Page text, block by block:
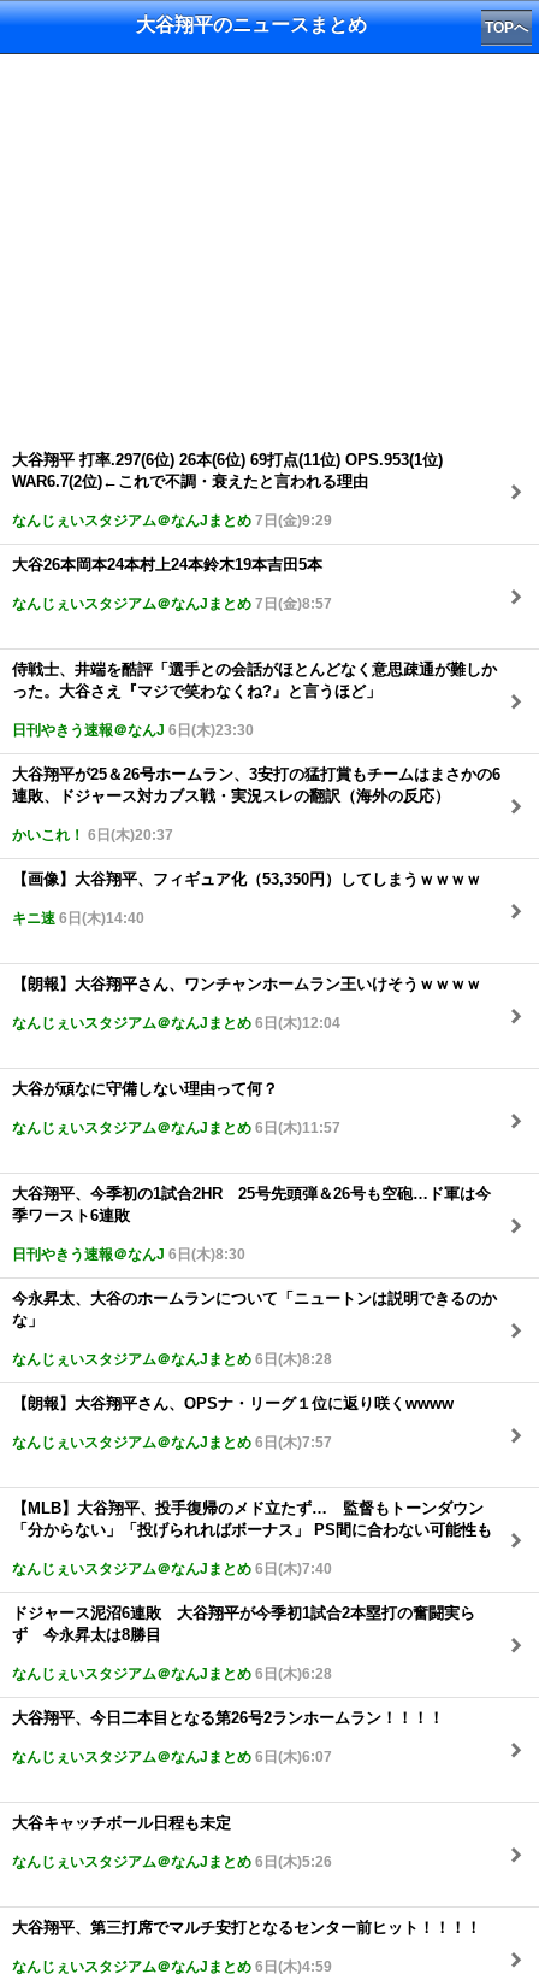
大谷翔平のニュースまとめ TOPへ
大谷翔平 打率.297(6位) 26本(6位) 69打点(11位) OPS.953(1位)
WAR6.7(2位)←これで不調・衰えたと言われる理由
なんじぇいスタジアム＠なんJまとめ 7日(金)9:29
大谷26本岡本24本村上24本鈴木19本吉田5本
なんじぇいスタジアム＠なんJまとめ 7日(金)8:57
侍戦士、井端を酷評「選手との会話がほとんどなく意思疎通が難しか
った。大谷さえ『マジで笑わなくね?』と言うほど」
日刊やきう速報＠なんJ 6日(木)23:30
大谷翔平が25＆26号ホームラン、3安打の猛打賞もチームはまさかの6
連敗、ドジャース対カブス戦・実況スレの翻訳（海外の反応）
かいこれ！ 6日(木)20:37
【画像】大谷翔平、フィギュア化（53,350円）してしまうｗｗｗｗ
キニ速 6日(木)14:40
【朗報】大谷翔平さん、ワンチャンホームラン王いけそうｗｗｗｗ
なんじぇいスタジアム＠なんJまとめ 6日(木)12:04
大谷が頑なに守備しない理由って何？
なんじぇいスタジアム＠なんJまとめ 6日(木)11:57
大谷翔平、今季初の1試合2HR 25号先頭弾＆26号も空砲…ド軍は今
季ワースト6連敗
日刊やきう速報＠なんJ 6日(木)8:30
今永昇太、大谷のホームランについて「ニュートンは説明できるのか
な」
なんじぇいスタジアム＠なんJまとめ 6日(木)8:28
【朗報】大谷翔平さん、OPSナ・リーグ１位に返り咲くwwww
なんじぇいスタジアム＠なんJまとめ 6日(木)7:57
【MLB】大谷翔平、投手復帰のメド立たず… 監督もトーンダウン
「分からない」「投げられればボーナス」 PS間に合わない可能性も
なんじぇいスタジアム＠なんJまとめ 6日(木)7:40
ドジャース泥沼6連敗 大谷翔平が今季初1試合2本塁打の奮闘実ら
ず 今永昇太は8勝目
なんじぇいスタジアム＠なんJまとめ 6日(木)6:28
大谷翔平、今日二本目となる第26号2ランホームラン！！！！
なんじぇいスタジアム＠なんJまとめ 6日(木)6:07
大谷キャッチボール日程も未定
なんじぇいスタジアム＠なんJまとめ 6日(木)5:26
大谷翔平、第三打席でマルチ安打となるセンター前ヒット！！！！
なんじぇいスタジアム＠なんJまとめ 6日(木)4:59